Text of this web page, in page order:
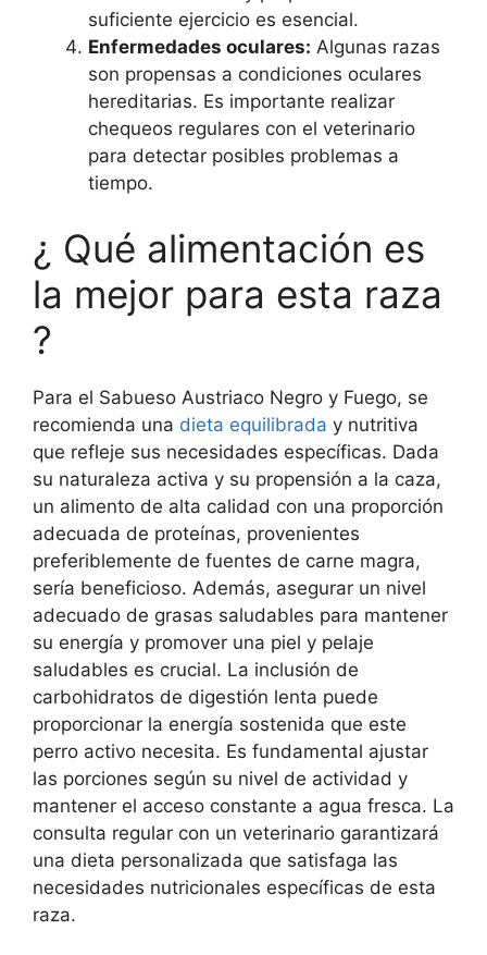
suficiente ejercicio es esencial.
Enfermedades oculares: Algunas razas
son propensas a condiciones oculares
hereditarias. Es importante realizar
chequeos regulares con el veterinario
para detectar posibles problemas a
tiempo.
¿ Qué alimentación es
la mejor para esta raza
?
Para el Sabueso Austriaco Negro y Fuego, se
recomienda una dieta equilibrada y nutritiva
que refleje sus necesidades específicas. Dada
su naturaleza activa y su propensión a la caza,
un alimento de alta calidad con una proporción
adecuada de proteínas, provenientes
preferiblemente de fuentes de carne magra,
sería beneficioso. Además, asegurar un nivel
adecuado de grasas saludables para mantener
su energía y promover una piel y pelaje
saludables es crucial. La inclusión de
carbohidratos de digestión lenta puede
proporcionar la energía sostenida que este
perro activo necesita. Es fundamental ajustar
las porciones según su nivel de actividad y
mantener el acceso constante a agua fresca. La
consulta regular con un veterinario garantizará
una dieta personalizada que satisfaga las
necesidades nutricionales específicas de esta
raza.